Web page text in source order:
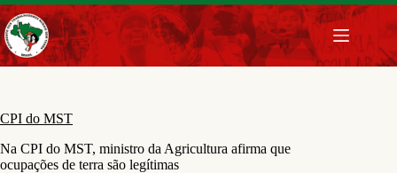
Pular
para
o
conteúdo
CPI do MST
Na CPI do MST, ministro da Agricultura afirma que
ocupações de terra são legítimas